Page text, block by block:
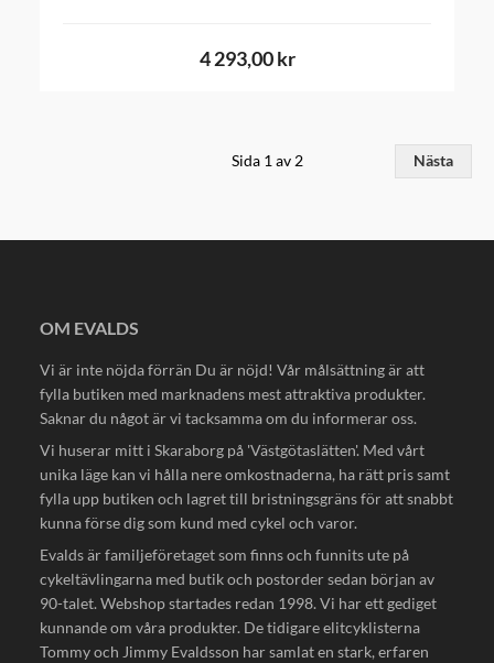
4 293,00 kr
Sida 1 av 2 Nästa
OM EVALDS
Vi är inte nöjda förrän Du är nöjd! Vår målsättning är att
fylla butiken med marknadens mest attraktiva produkter.
Saknar du något är vi tacksamma om du informerar oss.
Vi huserar mitt i Skaraborg på 'Västgötaslätten'. Med vårt
unika läge kan vi hålla nere omkostnaderna, ha rätt pris samt
fylla upp butiken och lagret till bristningsgräns för att snabbt
kunna förse dig som kund med cykel och varor.
Evalds är familjeföretaget som finns och funnits ute på
cykeltävlingarna med butik och postorder sedan början av
90-talet. Webshop startades redan 1998. Vi har ett gediget
kunnande om våra produkter. De tidigare elitcyklisterna
Tommy och Jimmy Evaldsson har samlat en stark, erfaren